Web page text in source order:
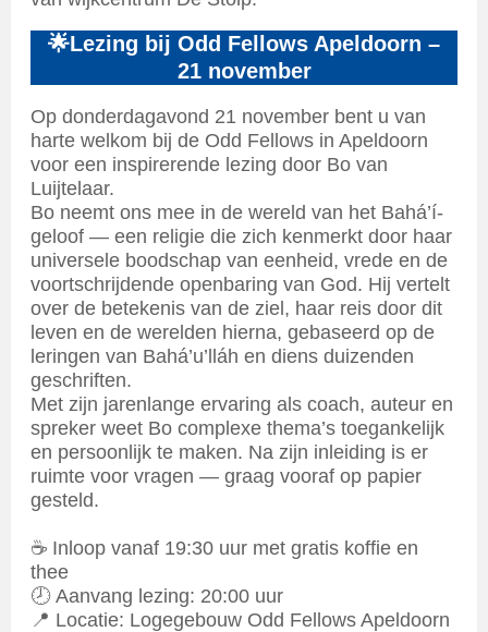
🌟Lezing bij Odd Fellows Apeldoorn –
21 november
Op donderdagavond 21 november bent u van
harte welkom bij de Odd Fellows in Apeldoorn
voor een inspirerende lezing door Bo van
Luijtelaar.
Bo neemt ons mee in de wereld van het Bahá’í-
geloof — een religie die zich kenmerkt door haar
universele boodschap van eenheid, vrede en de
voortschrijdende openbaring van God. Hij vertelt
over de betekenis van de ziel, haar reis door dit
leven en de werelden hierna, gebaseerd op de
leringen van Bahá’u’lláh en diens duizenden
geschriften.
Met zijn jarenlange ervaring als coach, auteur en
spreker weet Bo complexe thema’s toegankelijk
en persoonlijk te maken. Na zijn inleiding is er
ruimte voor vragen — graag vooraf op papier
gesteld.
☕ Inloop vanaf 19:30 uur met gratis koffie en
thee
🕗 Aanvang lezing: 20:00 uur
📍 Locatie: Logegebouw Odd Fellows Apeldoorn